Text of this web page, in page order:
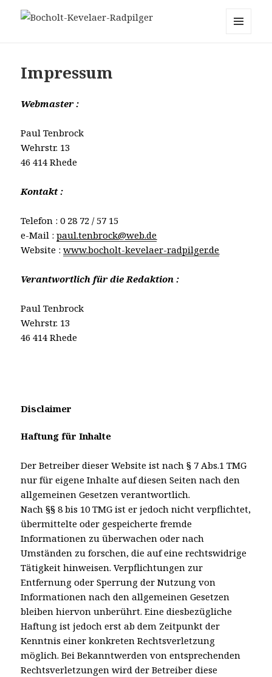
Impressum
Webmaster :
Paul Tenbrock
Wehrstr. 13
46 414 Rhede
Kontakt :
Telefon : 0 28 72 / 57 15
e-Mail :paul.tenbrock@web.de
Website :www.bocholt-kevelaer-radpilger.de
Verantwortlich für die Redaktion :
Paul Tenbrock
Wehrstr. 13
46 414 Rhede
Disclaimer
Haftung für Inhalte
Der Betreiber dieser Website ist nach § 7 Abs.1 TMG
nur für eigene Inhalte auf diesen Seiten nach den
allgemeinen Gesetzen verantwortlich.
Nach §§ 8 bis 10 TMG ist er jedoch nicht verpflichtet,
übermittelte oder gespeicherte fremde
Informationen zu überwachen oder nach
Umständen zu forschen, die auf eine rechtswidrige
Tätigkeit hinweisen. Verpflichtungen zur
Entfernung oder Sperrung der Nutzung von
Informationen nach den allgemeinen Gesetzen
bleiben hiervon unberührt. Eine diesbezügliche
Haftung ist jedoch erst ab dem Zeitpunkt der
Kenntnis einer konkreten Rechtsverletzung
möglich. Bei Bekanntwerden von entsprechenden
Rechtsverletzungen wird der Betreiber diese